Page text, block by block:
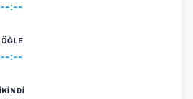
--:--
ÖĞLE
--:--
İKINDI